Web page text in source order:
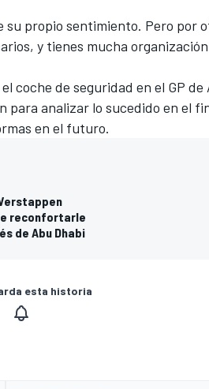
su propio sentimiento. Pero por
y tienes mucha
coche de seguridad en el GP de
analizar lo sucedido en el
en el futuro.
reconfortarle
de Abu Dhabi
esta historia